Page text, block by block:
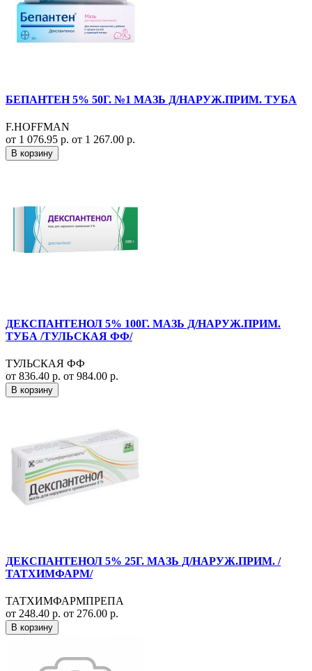
БЕПАНТЕН 5% 50Г. №1 МАЗЬ Д/НАРУЖ.ПРИМ. ТУБА
F.HOFFMAN
от 1 076.95 р. от 1 267.00 р.
В корзину
ДЕКСПАНТЕНОЛ 5% 100Г. МАЗЬ Д/НАРУЖ.ПРИМ.
ТУБА /ТУЛЬСКАЯ ФФ/
ТУЛЬСКАЯ ФФ
от 836.40 р. от 984.00 р.
В корзину
ДЕКСПАНТЕНОЛ 5% 25Г. МАЗЬ Д/НАРУЖ.ПРИМ. /
ТАТХИМФАРМ/
ТАТХИМФАРМПРЕПА
от 248.40 р. от 276.00 р.
В корзину